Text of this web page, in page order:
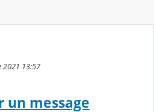
2021 13:57
un message